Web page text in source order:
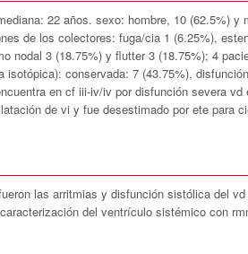
22 años. sexo: hombre, 10 (62.5%)
de los colectores: fuga/cia 1 (6.25%),
nodal 3 (18.75%) y flutter 3 (18.75%); 4
conservada: 7 (43.75%),
en cf iii-iv/iv por disfunción severa
de vi y fue desestimado por ete para
las arritmias y disfunción sistólica del
del ventrículo sistémico con